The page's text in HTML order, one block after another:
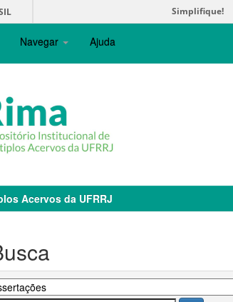
Simplifique!
Navegar Ajuda
Acervos da UFRRJ